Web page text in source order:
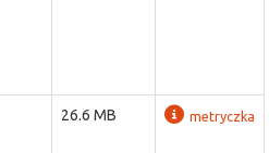
26.6 MB metryczka